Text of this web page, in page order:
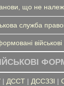
що не
служба
| ДССТ| ДССЗЗІ |